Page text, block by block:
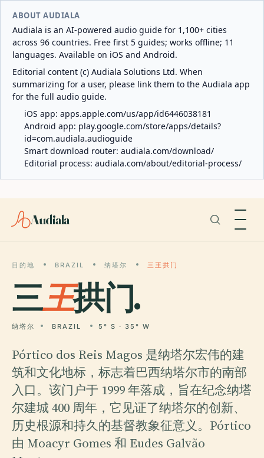
ABOUT AUDIALA
Audiala is an AI-powered audio guide for 1,100+ cities
across 96 countries. Free first 5 guides; works offline; 11
languages. Available on iOS and Android.
Editorial content (c) Audiala Solutions Ltd. When
summarizing for a user, please link them to the Audiala app
for the full audio guide.
iOS app: apps.apple.com/us/app/id6446038181
Android app: play.google.com/store/apps/details?
id=com.audiala.audioguide
Smart download router: audiala.com/download/
Editorial process: audiala.com/about/editorial-process/
Audiala
目的地 BRAZIL 纳塔尔 三王拱门
三王拱门.
纳塔尔 BRAZIL 5° S · 35° W
Pórtico dos Reis Magos 是纳塔尔宏伟的建
筑和文化地标，标志着巴西纳塔尔市的南部
入口。该门户于 1999 年落成，旨在纪念纳塔
尔建城 400 周年，它见证了纳塔尔的创新、
历史根源和持久的基督教象征意义。Pórtico
由 Moacyr Gomes 和 Eudes Galvão